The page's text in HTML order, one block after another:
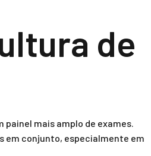
de
mais amplo de exames.
em conjunto, especialmente em